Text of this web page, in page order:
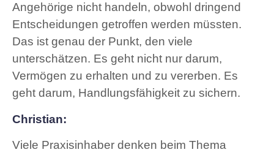
Angehörige nicht handeln, obwohl dringend
Entscheidungen getroffen werden müssten.
Das ist genau der Punkt, den viele
unterschätzen. Es geht nicht nur darum,
Vermögen zu erhalten und zu vererben. Es
geht darum, Handlungsfähigkeit zu sichern.
Christian:
Viele Praxisinhaber denken beim Thema